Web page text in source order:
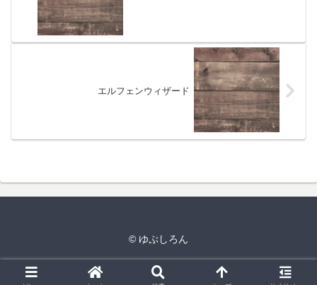
エルフェンウィザード
© ゆぷしろん